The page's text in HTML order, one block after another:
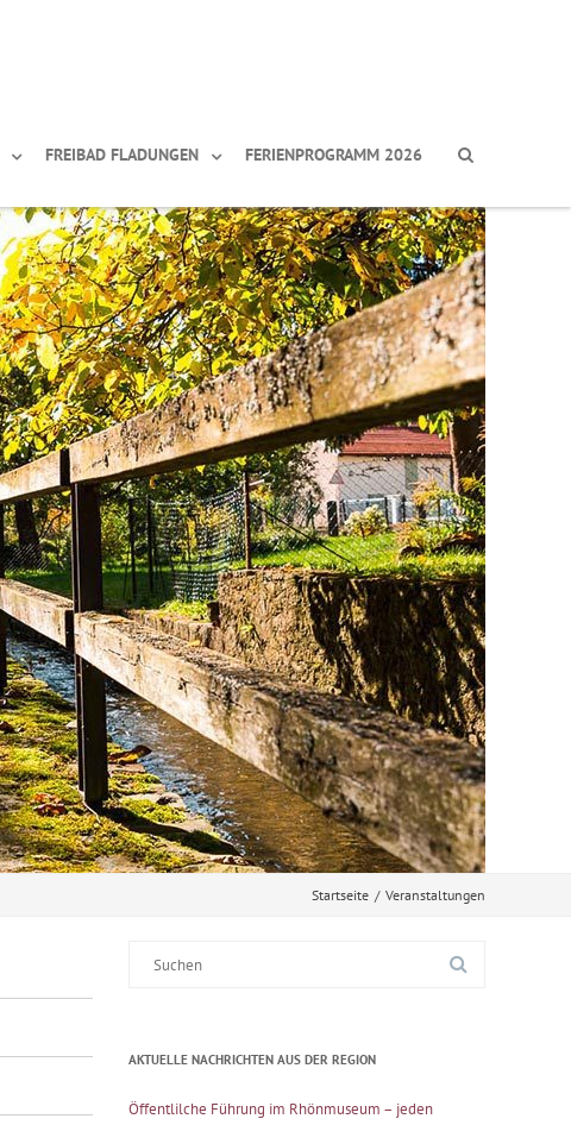
FREIBAD FLADUNGEN FERIENPROGRAMM 2026
Startseite / Veranstaltungen
AKTUELLE NACHRICHTEN AUS DER REGION
Öffentlilche Führung im Rhönmuseum – jeden